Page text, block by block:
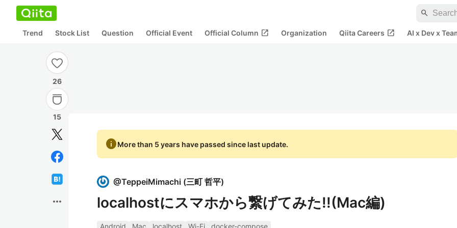
search
Trend Stock List Question Official Event Official Column open_in_new Organization Qiita Careers open_in_new AI x Dev x
26
15
more_horiz
infoMore than 5 years have passed since last update.
@TeppeiMimachi (三町 哲平)
localhostにスマホから繋げてみた!!(Mac編)
Android Mac localhost Wi-Fi
docker-compose